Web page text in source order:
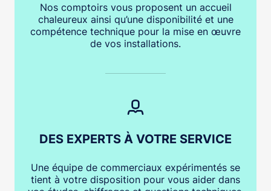
Nos comptoirs vous proposent un accueil
chaleureux ainsi qu’une disponibilité et une
compétence technique pour la mise en œuvre
de vos installations.
DES EXPERTS À VOTRE SERVICE
Une équipe de commerciaux expérimentés se
tient à votre disposition pour vous aider dans